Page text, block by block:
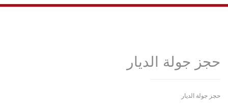
حجز جولة الديار
حجز جولة الديار